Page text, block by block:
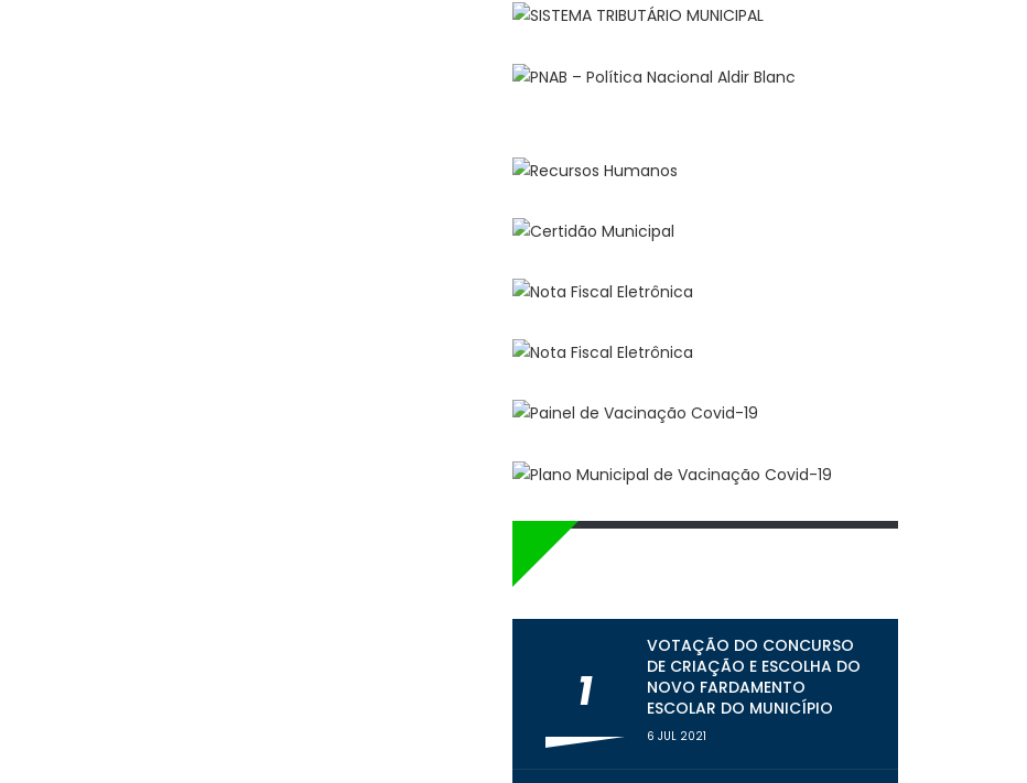
1
VOTAÇÃO DO CONCURSO
DE CRIAÇÃO E ESCOLHA DO
NOVO FARDAMENTO
ESCOLAR DO MUNICÍPIO
6 JUL 2021